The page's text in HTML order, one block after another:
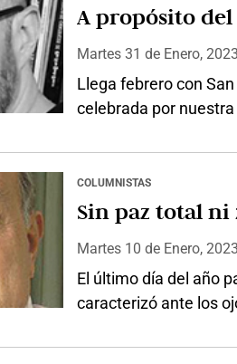
directamente en
novelas
A propósito
Martes 31de Enero, 2023
Llega febrero con
celebrada por
bienvenidos sin
febrero nos amenaza
sola idea me
imágenes y el
COLUMNISTAS
Sin paz total ni
Martes 10de Enero, 2023
El último día del año
caracterizó ante los
resaltaban con su